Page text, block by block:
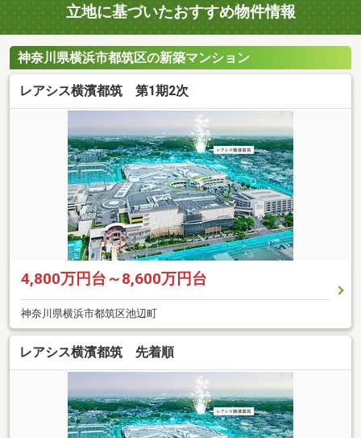
立地に基づいたおすすめ物件情報
神奈川県横浜市都筑区の新築マンション
レアシス横濱都筑 第1期2次
4,800万円台～8,600万円台
神奈川県横浜市都筑区池辺町
レアシス横濱都筑 先着順